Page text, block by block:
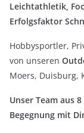
Leichtathletik,
Erfolgsfaktor
Hobbysportler,
von unseren
Moers, Duisburg,
Unser Team aus
Begegnung mit